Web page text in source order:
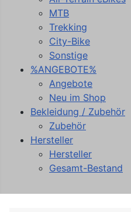
MTB
Trekking
City-Bike
Sonstige
%ANGEBOTE%
Angebote
Neu im Shop
Bekleidung / Zubehör
Zubehör
Hersteller
Hersteller
Gesamt-Bestand